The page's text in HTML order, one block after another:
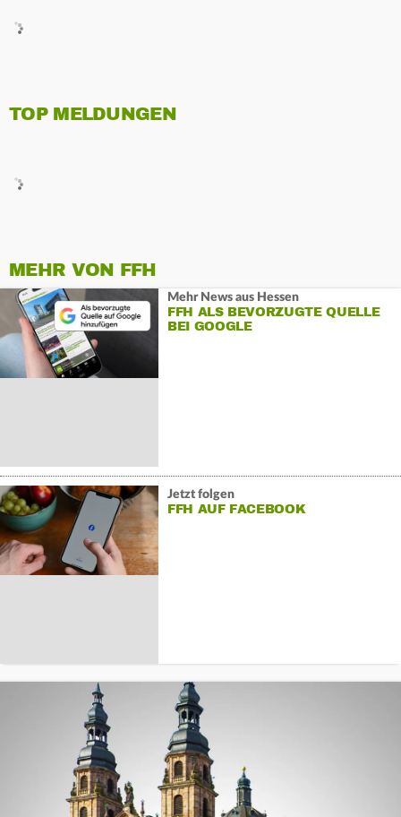
TOP MELDUNGEN
MEHR VON FFH
Mehr News aus Hessen
FFH ALS BEVORZUGTE QUELLE
BEI GOOGLE
Jetzt folgen
FFH AUF FACEBOOK